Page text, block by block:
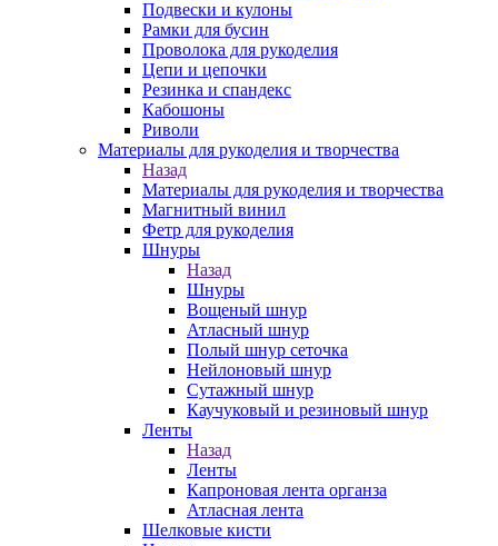
Подвески и кулоны
Рамки для бусин
Проволока для рукоделия
Цепи и цепочки
Резинка и спандекс
Кабошоны
Риволи
Материалы для рукоделия и творчества
Назад
Материалы для рукоделия и творчества
Магнитный винил
Фетр для рукоделия
Шнуры
Назад
Шнуры
Вощеный шнур
Атласный шнур
Полый шнур сеточка
Нейлоновый шнур
Сутажный шнур
Каучуковый и резиновый шнур
Ленты
Назад
Ленты
Капроновая лента органза
Атласная лента
Шелковые кисти